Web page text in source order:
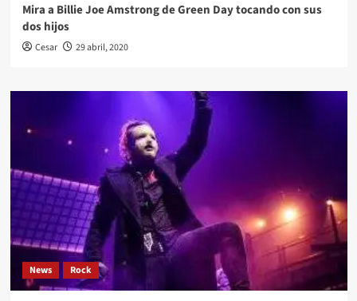
Mira a Billie Joe Amstrong de Green Day tocando con sus
dos hijos
Cesar 29 abril, 2020
News Rock